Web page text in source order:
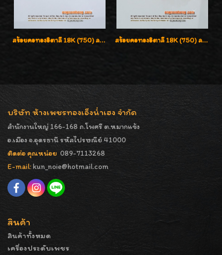
สร้อยคอทองอิตาลี 18K (750) ลายสวยตัดเหลี่ยมคมชัด ใส่สวยน่ารักค่ะ สร้อยคอทองอิตาลี 18K (750) ลายยินตันแกะมูนคัดสวย ลายนี้เงามากๆค่ะ ใส่ทนแข็งแรง
บริษัท ห้างเพชรทองเอ็งน่ำเฮง จำกัด
สำนักงานใหญ่ 166-168 ถ.โพศรี ต.หมากแข้ง
อ.เมือง จ.อุดรธานี รหัสไปรษณีย์ 41000
ติดต่อ คุณหน่อย 089-7113268
E-mail: kun_noie@hotmail.com
สินค้า
สินค้าทั้งหมด
เครื่องประดับเพชร